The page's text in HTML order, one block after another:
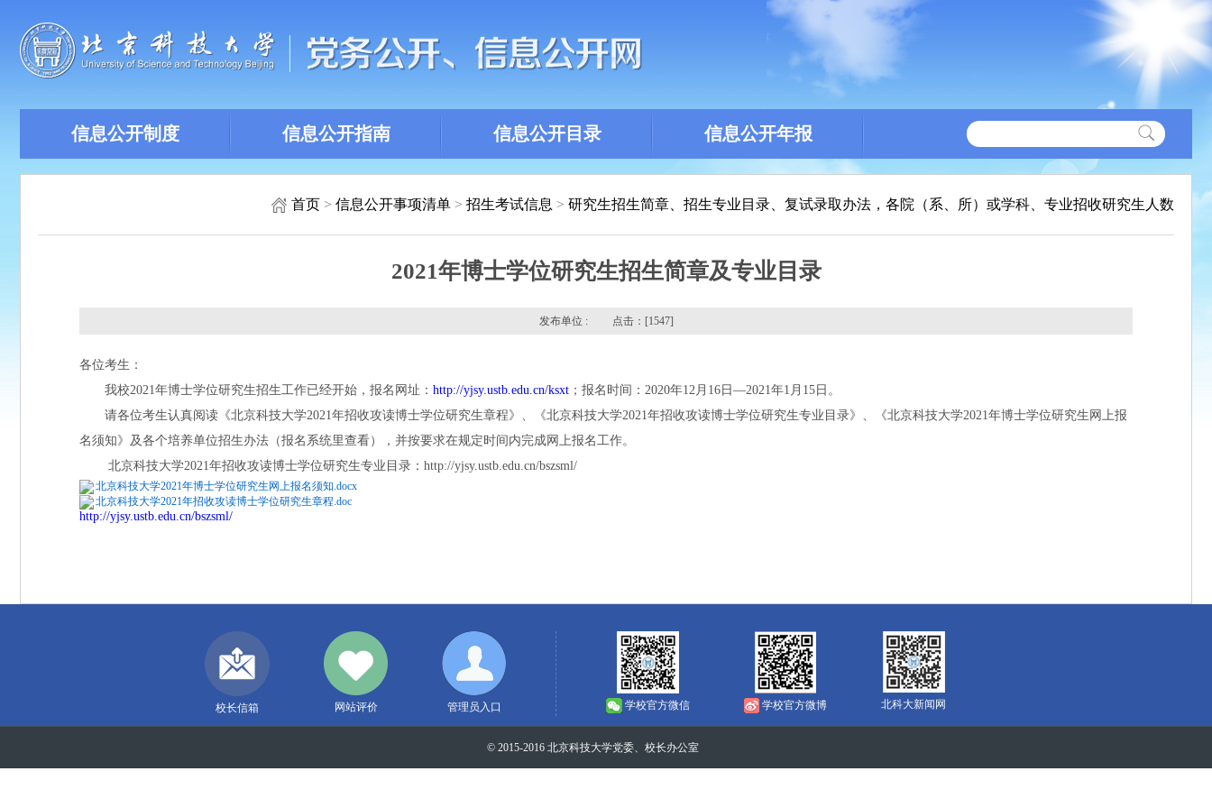
信息公开制度 信息公开指南 信息公开目录 信息公开年报
首页> 信息公开事项清单> 招生考试信息 > 研究生招生简章、招生专业目录、复试录取办法，各院（系、所）或学科、专业招收研究生人数
2021年博士学位研究生招生简章及专业目录
发布单位 : 点击：[1547]
各位考生：
我校2021年博士学位研究生招生工作已经开始，报名网址： http://yjsy.ustb.edu.cn/ksxt；报名时间：2020年12月16日—2021年1月15日。
请各位考生认真阅读《北京科技大学2021年招收攻读博士学位研究生章程》、《北京科技大学2021年招收攻读博士学位研究生专业目录》、《北京科技大学2021年博士学位研究生网上报
名须知》及各个培养单位招生办法（报名系统里查看），并按要求在规定时间内完成网上报名工作。
北京科技大学2021年招收攻读博士学位研究生专业目录：http://yjsy.ustb.edu.cn/bszsml/
北京科技大学2021年博士学位研究生网上报名须知.docx
北京科技大学2021年招收攻读博士学位研究生章程.doc
http://yjsy.ustb.edu.cn/bszsml/
校长信箱 网站评价 管理员入口 学校官方微信 学校官方微博 北科大新闻网
© 2015-2016 北京科技大学党委、校长办公室